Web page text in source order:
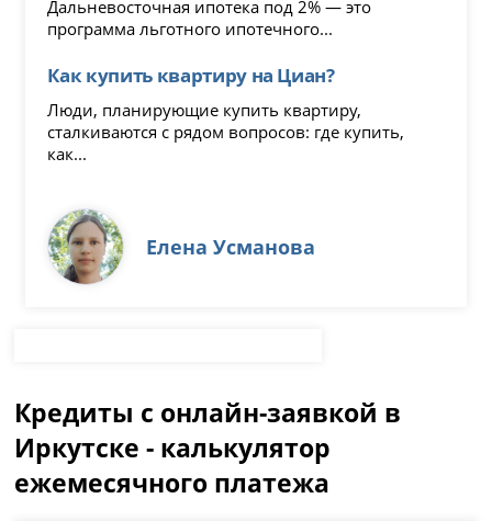
Дальневосточная ипотека под 2% — это
программа льготного ипотечного...
Как купить квартиру на Циан?
Люди, планирующие купить квартиру,
сталкиваются с рядом вопросов: где купить,
как...
Елена Усманова
Кредиты с онлайн-заявкой в
Иркутске - калькулятор
ежемесячного платежа